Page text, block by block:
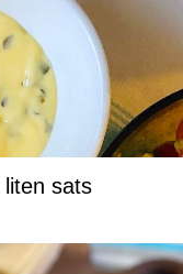
sats